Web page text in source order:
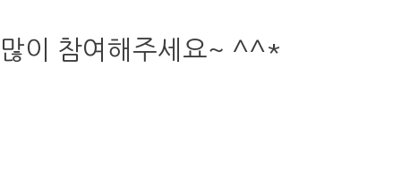
많이 참여해주세요~ ^^*